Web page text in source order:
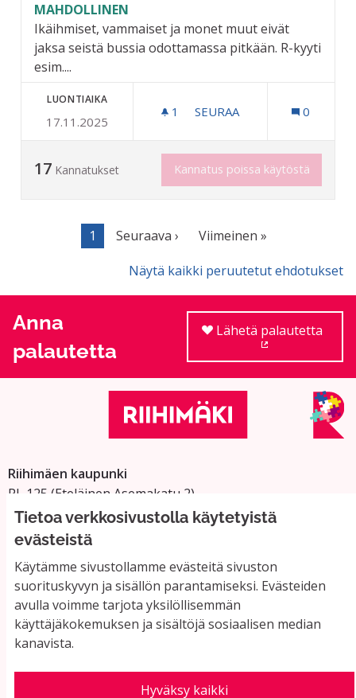
Tietoa verkkosivustolla käytetyistä
evästeistä
Käytämme sivustollamme evästeitä sivuston
suorituskyvyn ja sisällön parantamiseksi. Evästeiden
avulla voimme tarjota yksilöllisemmän
käyttäjäkokemuksen ja sisältöjä sosiaalisen median
kanavista.
Hyväksy kaikki
MAHDOLLINEN
Ikäihmiset, vammaiset ja monet muut eivät
jaksa seistä bussia odottamassa pitkään. R-kyyti
esim....
LUONTIAIKA
17.11.2025
1 1 SEURAAJA
SEURAA 0
17 Kannatukset Kannatus poissa käytöstä
1 Seuraava ›
Viimeinen »
Näytä kaikki peruutetut ehdotukset
Anna
palautetta
Lähetä palautetta
Riihimäen kaupunki
PL 125 (Eteläinen Asemakatu 2)
11101 Riihimäki
Vaihde: 019 758 4000
Sähköpostiosoitteet:
etunimi.sukunimi@riihimaki.fi
Yhteystiedot ja usein kysyttyä
Käyttöehdot